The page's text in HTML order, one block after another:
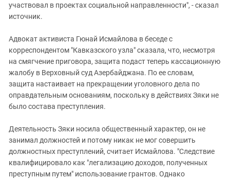
участвовал в проектах социальной направленности", - сказал
источник.
Адвокат активиста Гюнай Исмайлова в беседе с
корреспондентом "Кавказского узла" сказала, что, несмотря
на смягчение приговора, защита подаст теперь кассационную
жалобу в Верховный суд Азербайджана. По ее словам,
защита настаивает на прекращении уголовного дела по
оправдательным основаниям, поскольку в действиях Зяки не
было состава преступления.
Деятельность Зяки носила общественный характер, он не
занимал должностей и потому никак не мог совершить
должностных преступлений, считает Исмайлова. "Следствие
квалифицировало как "легализацию доходов, полученных
преступным путем" использование грантов. Однако